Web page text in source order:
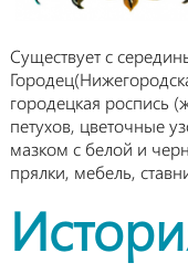
Существует с
городецкая роспись
петухов, цветочные
мазком с белой и
прялки, мебель,